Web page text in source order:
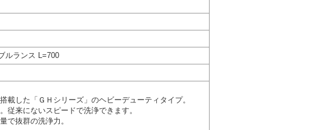
ルランス L=700
載した「ＧＨシリーズ」のヘビーデューティタイプ。
従来にないスピードで洗浄できます。
で抜群の洗浄力。